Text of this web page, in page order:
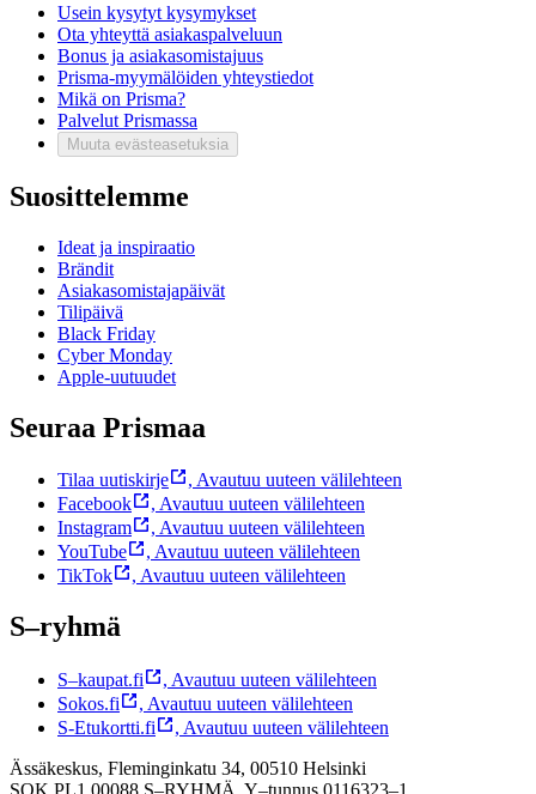
Usein kysytyt kysymykset
Ota yhteyttä asiakaspalveluun
Bonus ja asiakasomistajuus
Prisma-myymälöiden yhteystiedot
Mikä on Prisma?
Palvelut Prismassa
Muuta evästeasetuksia
Suosittelemme
Ideat ja inspiraatio
Brändit
Asiakasomistajapäivät
Tilipäivä
Black Friday
Cyber Monday
Apple-uutuudet
Seuraa Prismaa
Tilaa uutiskirje , Avautuu uuteen välilehteen
Facebook
, Avautuu uuteen välilehteen
Instagram
, Avautuu uuteen välilehteen
YouTube
, Avautuu uuteen välilehteen
TikTok
, Avautuu uuteen välilehteen
S–ryhmä
S–kaupat.fi , Avautuu uuteen välilehteen
Sokos.fi
, Avautuu uuteen välilehteen
S-Etukortti.fi
, Avautuu uuteen välilehteen
Ässäkeskus, Fleminginkatu 34, 00510 Helsinki